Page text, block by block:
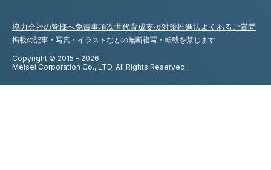
協力会社の皆様へ免責事項次世代育成支援対策推進法よくあるご質問
掲載の記事・写真・イラストなどの無断複写・転載を禁じます
Copyright © 2015 - 2026
Meisei Corporation Co., LTD. All Rights Reserved.